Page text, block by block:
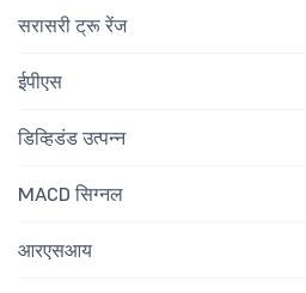
सरासरी ट्रू रेंज
ईपीएस
डिव्हिडंड उत्पन्न
MACD सिग्नल
आरएसआय